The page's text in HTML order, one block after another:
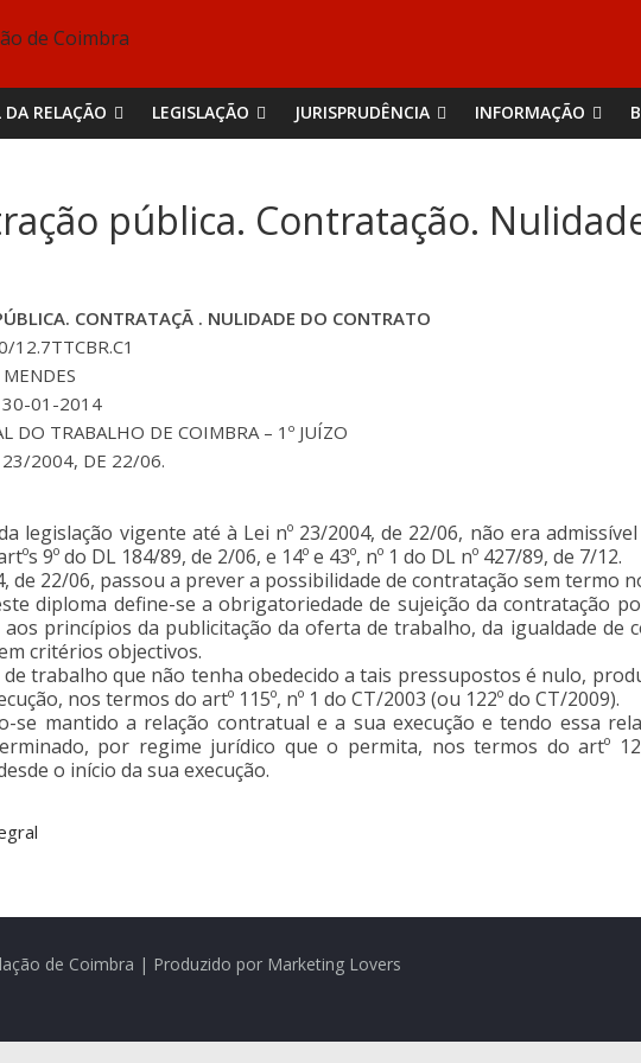
RELAÇÃO LEGISLAÇÃO JURISPRUDÊNCIA INFORMAÇÃO
pública. Contratação.
CONTRATAÇÃ . NULIDADE DO CONTRATO
12.7TTCBR.C1
30-01-2014
DO TRABALHO DE COIMBRA – 1º JUÍZO
23/2004, DE 22/06.
legislação vigente até à Lei nº 23/2004, de 22/06, não era
9º do DL 184/89, de 2/06, e 14º e 43º, nº 1 do DL nº 427/89, de 7/12.
de 22/06, passou a prever a possibilidade de contratação sem termo
diploma define-se a obrigatoriedade de sujeição da contratação
princípios da publicitação da oferta de trabalho, da igualdade de
critérios objectivos.
trabalho que não tenha obedecido a tais pressupostos é nulo,
nos termos do artº 115º, nº 1 do CT/2003 (ou 122º do CT/2009).
se mantido a relação contratual e a sua execução e tendo essa
por regime jurídico que o permita, nos termos do artº
o início da sua execução.
de Coimbra | Produzido por Marketing Lovers